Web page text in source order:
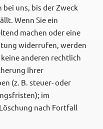
uns, bis der Zweck
Wenn Sie ein
machen oder eine
widerrufen, werden
anderen rechtlich
Ihrer
(z. B. steuer- oder
im
nach Fortfall